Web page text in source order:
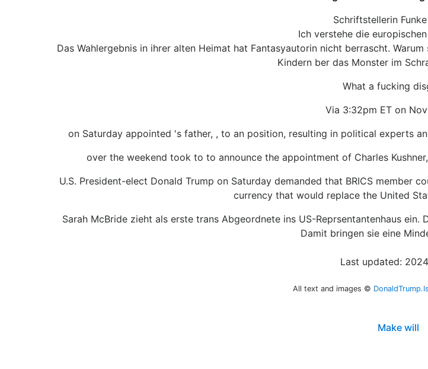
Schriftstellerin
Ich verstehe die
Das Wahlergebnis in ihrer alten Heimat hat Fantasyautorin nicht berrascht.
Kindern ber das Monster im
What a fucking
Via 3:32pm ET on
on Saturday appointed 's father, , to an position, resulting in political experts
over the weekend took to to announce the appointment of Charles
U.S. President-elect Donald Trump on Saturday demanded that BRICS
currency that would replace the United
Sarah McBride zieht als erste trans Abgeordnete ins US-Reprsentantenhaus
Damit bringen sie eine
Last updated:
All text and images ©
Make will